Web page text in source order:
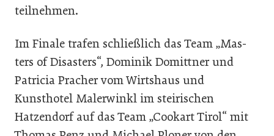
teilnehmen.
Im Finale trafen schließlich das Team „Mas­
ters of Disasters“, Dominik Domittner und
Patricia Pracher vom Wirtshaus und
Kunsthotel Malerwinkl im steirischen
Hatzendorf auf das Team „Cookart Tirol“ mit